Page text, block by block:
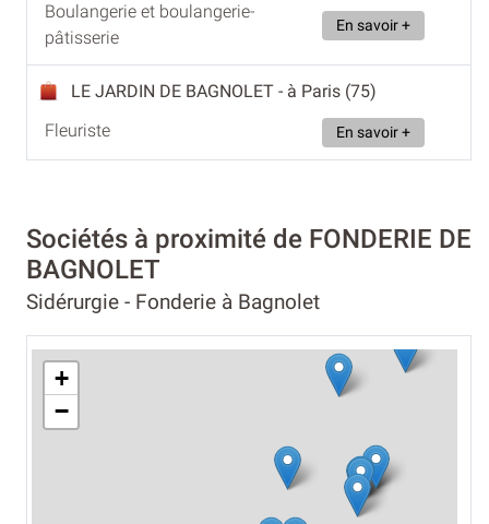
Boulangerie et boulangerie-
pâtisserie
En savoir +
LE JARDIN DE BAGNOLET - à Paris (75)
Fleuriste
En savoir +
Sociétés à proximité de FONDERIE DE
BAGNOLET
Sidérurgie - Fonderie à Bagnolet
+
−